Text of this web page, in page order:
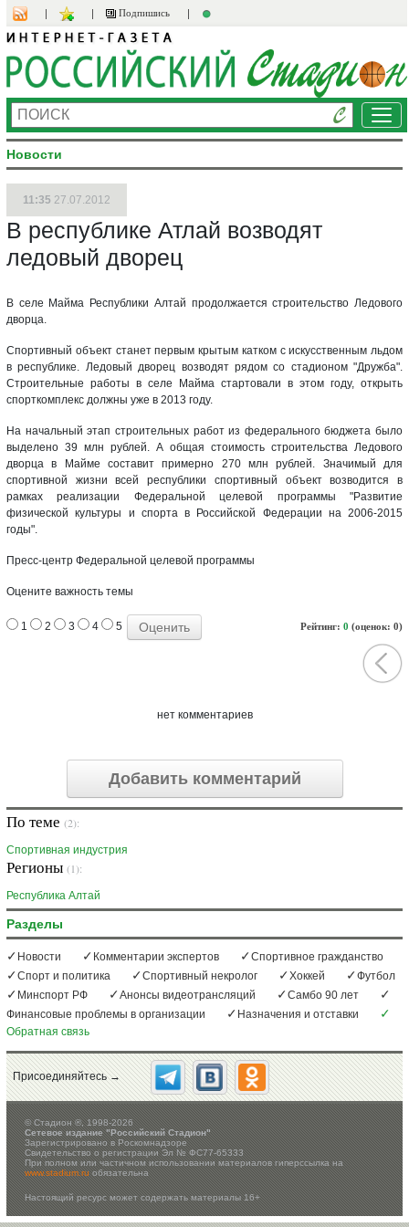
Подпишись
Новости
11:35 27.07.2012
В республике Атлай возводят
ледовый дворец
В селе Майма Республики Алтай продолжается строительство Ледового
дворца.
Спортивный объект станет первым крытым катком с искусственным льдом
в республике. Ледовый дворец возводят рядом со стадионом "Дружба".
Строительные работы в селе Майма стартовали в этом году, открыть
спорткомплекс должны уже в 2013 году.
На начальный этап строительных работ из федерального бюджета было
выделено 39 млн рублей. А общая стоимость строительства Ледового
дворца в Майме составит примерно 270 млн рублей. Значимый для
спортивной жизни всей республики спортивный объект возводится в
рамках реализации Федеральной целевой программы "Развитие
физической культуры и спорта в Российской Федерации на 2006-2015
годы".
Пресс-центр Федеральной целевой программы
Оцените важность темы
Рейтинг: 0 (оценок: 0)
1 2 3 4 5
нет комментариев
Добавить комментарий
По теме (2):
Спортивная индустрия
Регионы (1):
Республика Алтай
Разделы
Новости Комментарии экспертов
Спортивное гражданство
Спорт и политика
Спортивный некролог Хоккей
Футбол
Минспорт РФ
Анонсы видеотрансляций
Самбо 90 лет
Финансовые проблемы в организации
Назначения и отставки
Обратная связь
Присоединяйтесь →
©Стадион ®, 1998-2026
Сетевое издание "Российский Стадион"
Зарегистрировано в Роскомнадзоре
Свидетельство о регистрации Эл № ФС77-65333
При полном или частичном использовании материалов гиперссылка на
www.stadium.ruобязательна
Настоящий ресурс может содержать материалы 16+